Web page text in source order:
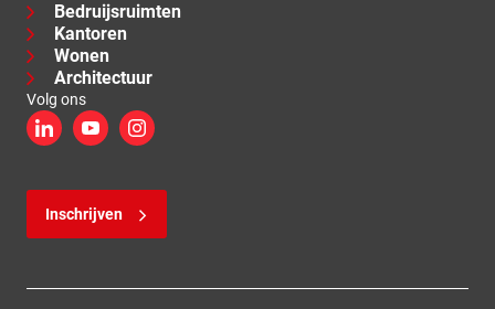
Bedruijsruimten
Kantoren
Wonen
Architectuur
Volg ons
LinkedInYouTubeInstagram
Inschrijven